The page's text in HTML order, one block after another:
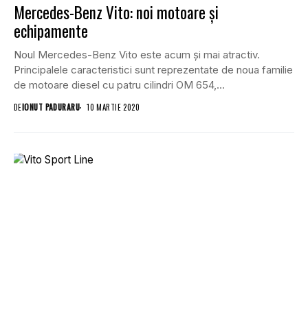
Mercedes-Benz Vito: noi motoare și
echipamente
Noul Mercedes-Benz Vito este acum și mai atractiv.
Principalele caracteristici sunt reprezentate de noua familie
de motoare diesel cu patru cilindri OM 654,...
DEIONUT PADURARU 10 MARTIE 2020